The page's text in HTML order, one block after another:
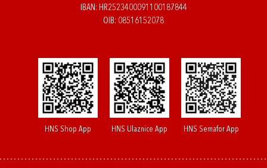
IBAN: HR2523400091100187844
OIB: 08516152078
HNS Shop App HNS Ulaznice App HNS Semafor App